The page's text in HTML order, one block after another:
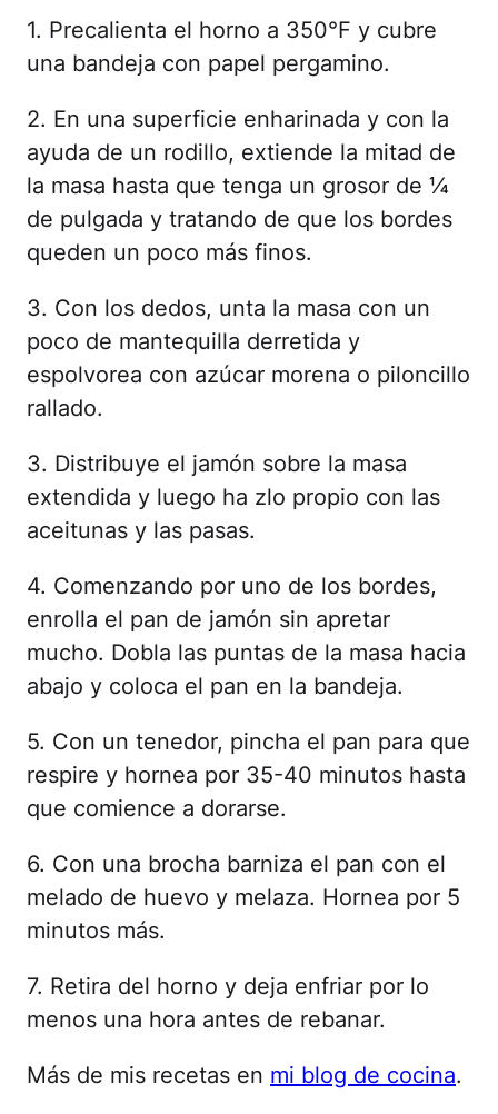
1. Precalienta el horno a 350°F y cubre
una bandeja con papel pergamino.
2. En una superficie enharinada y con la
ayuda de un rodillo, extiende la mitad de
la masa hasta que tenga un grosor de ¼
de pulgada y tratando de que los bordes
queden un poco más finos.
3. Con los dedos, unta la masa con un
poco de mantequilla derretida y
espolvorea con azúcar morena o piloncillo
rallado.
3. Distribuye el jamón sobre la masa
extendida y luego ha zlo propio con las
aceitunas y las pasas.
4. Comenzando por uno de los bordes,
enrolla el pan de jamón sin apretar
mucho. Dobla las puntas de la masa hacia
abajo y coloca el pan en la bandeja.
5. Con un tenedor, pincha el pan para que
respire y hornea por 35-40 minutos hasta
que comience a dorarse.
6. Con una brocha barniza el pan con el
melado de huevo y melaza. Hornea por 5
minutos más.
7. Retira del horno y deja enfriar por lo
menos una hora antes de rebanar.
Más de mis recetas en mi blog de cocina.